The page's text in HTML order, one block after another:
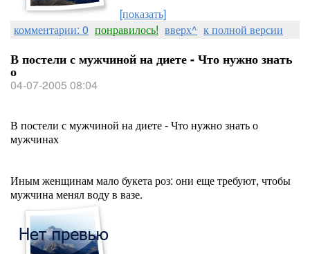
[показать]
комментарии: 0 понравилось! вверх^ к полной версии
В постели с мужчиной на диете - Что нужно знать
о
04-07-2005 08:04
В постели с мужчиной на диете - Что нужно знать о
мужчинах
Иным женщинам мало букета роз: они еще требуют, чтобы
мужчина менял воду в вазе.